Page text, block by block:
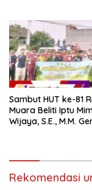
Sambut HUT ke-81
Muara Beliti Iptu
Wijaya, S.E., M.M.
Rekomendasi